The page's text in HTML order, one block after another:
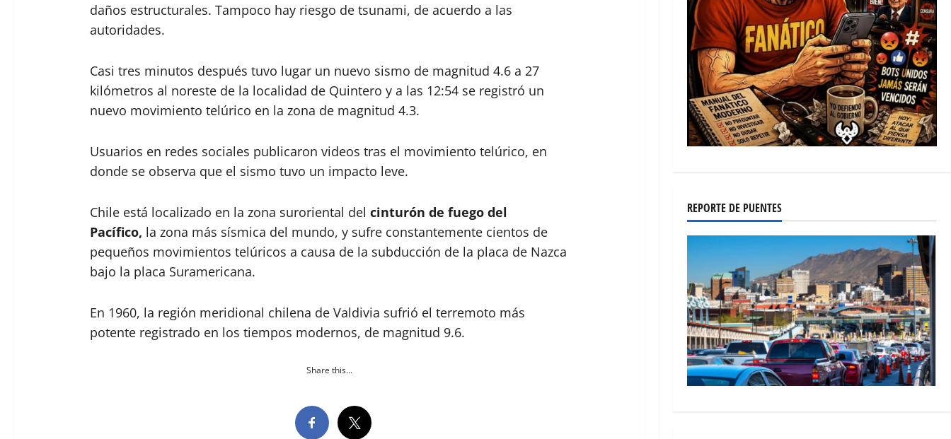
daños estructurales. Tampoco hay riesgo de tsunami, de acuerdo a las
autoridades.
Casi tres minutos después tuvo lugar un nuevo sismo de magnitud 4.6 a 27
kilómetros al noreste de la localidad de Quintero y a las 12:54 se registró un
nuevo movimiento telúrico en la zona de magnitud 4.3.
Usuarios en redes sociales publicaron videos tras el movimiento telúrico, en
donde se observa que el sismo tuvo un impacto leve.
Chile está localizado en la zona suroriental del cinturón de fuego del
Pacífico, la zona más sísmica del mundo, y sufre constantemente cientos de
pequeños movimientos telúricos a causa de la subducción de la placa de Nazca
bajo la placa Suramericana.
En 1960, la región meridional chilena de Valdivia sufrió el terremoto más
potente registrado en los tiempos modernos, de magnitud 9.6.
Share this...
REPORTE DE PUENTES